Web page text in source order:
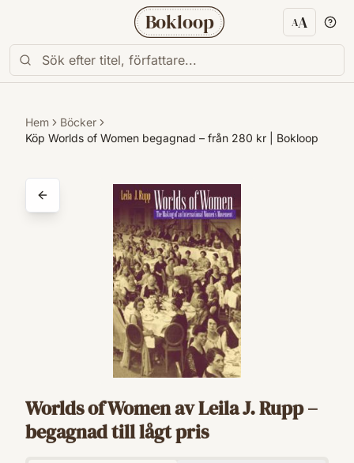
Bokloop AA
Hem
Böcker
Köp Worlds of Women begagnad – från 280 kr | Bokloop
Worlds of Women av Leila J. Rupp –
begagnad till lågt pris